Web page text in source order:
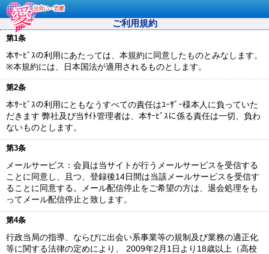
ご利用規約
第1条
本ｻｰﾋﾞｽの利用にあたっては、本規約に同意したものとみなします。
※本規約には、日本国法が適用されるものとします。
第2条
本ｻｰﾋﾞｽの利用にともなうすべての責任はﾕｰｻﾞｰ様本人に負っていた
だきます 弊社及び当ｻｲﾄ管理者は、本ｻｰﾋﾞｽに係る責任は一切、負わ
ないものとします。
第3条
メールサービス：会員は当サイトが行うメールサービスを受信する
ことに同意し、且つ、登録後14日間は当該メールサービスを受信す
ることに同意する。メール配信停止をご希望の方は、退会処理をも
ってメール配信停止と致します。
第4条
行政当局の指導、ならびに出会い系事業等の規制及び業務の適正化
等に関する法律の定めにより、 2009年2月1日より18歳以上（高校